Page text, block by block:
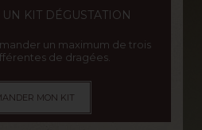
KIT DÉGUSTATION
un maximum de trois
de dragées.
MON KIT